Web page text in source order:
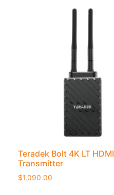
Teradek Bolt 4K LT HDMI
Transmitter
$1,090.00